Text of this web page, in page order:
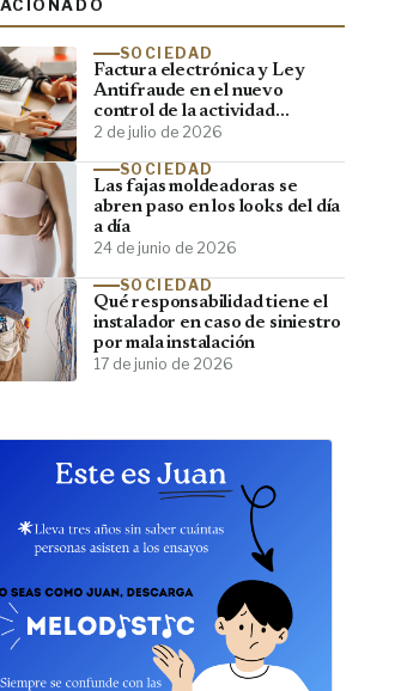
SOCIEDAD
Factura electrónica y Ley
Antifraude en el nuevo
control de la actividad
empresarial
2 de julio de 2026
SOCIEDAD
Las fajas moldeadoras se
abren paso en los looks del día
a día
24 de junio de 2026
SOCIEDAD
Qué responsabilidad tiene el
instalador en caso de siniestro
por mala instalación
17 de junio de 2026